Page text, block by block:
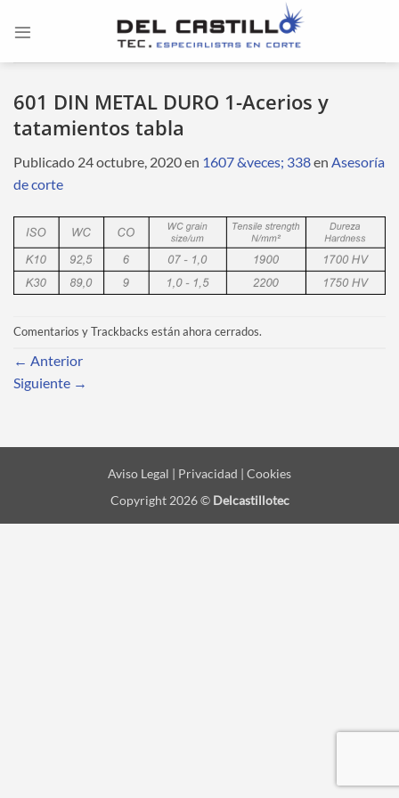
601 DIN METAL DURO 1-Acerios y
tatamientos tabla
Publicado 24 octubre, 2020en 1607 &veces; 338en Asesoría
de corte
Comentarios y Trackbacks están ahora cerrados.
← Anterior
Siguiente →
Aviso Legal | Privacidad | Cookies
Copyright 2026 © Delcastillotec